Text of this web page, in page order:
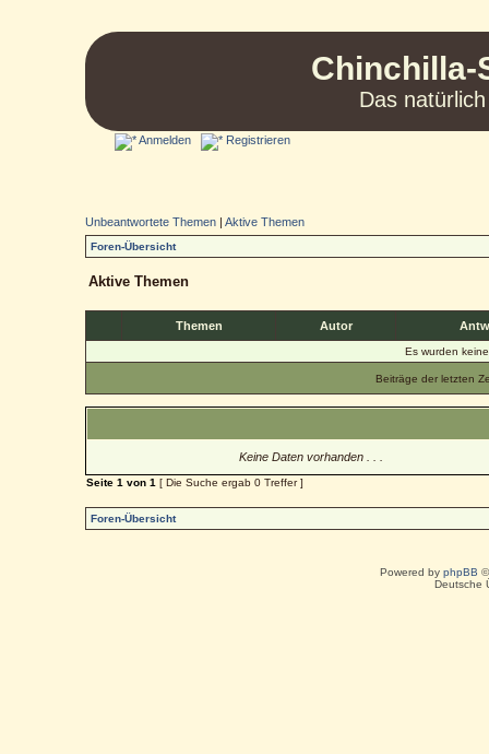
Chinchilla-
Das
Anmelden Registrieren
Unbeantwortete Themen |Aktive Themen
Foren-Übersicht
Aktive Themen
Themen Autor
Es wurden
Beiträge der letzten
Keine Daten vorhanden . . .
Seite1 von1 [ Die Suche ergab 0 Treffer ]
Foren-Übersicht
Powered by phpBB
Deutsche